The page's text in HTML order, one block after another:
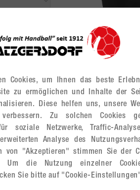
z.B. Initiale,
Alle
Anzahl Stück
Bestellreferenz
Cookies, um Ihnen das beste
zu ermöglichen und Inhalte der
Diese helfen uns, unsere
Zu solchen Cookies
soziale Netzwerke, Traffic-
Analyse des
von "Akzeptieren" stimmen Sie der
Um die Nutzung einzelner
Sie bitte auf "Cookie-